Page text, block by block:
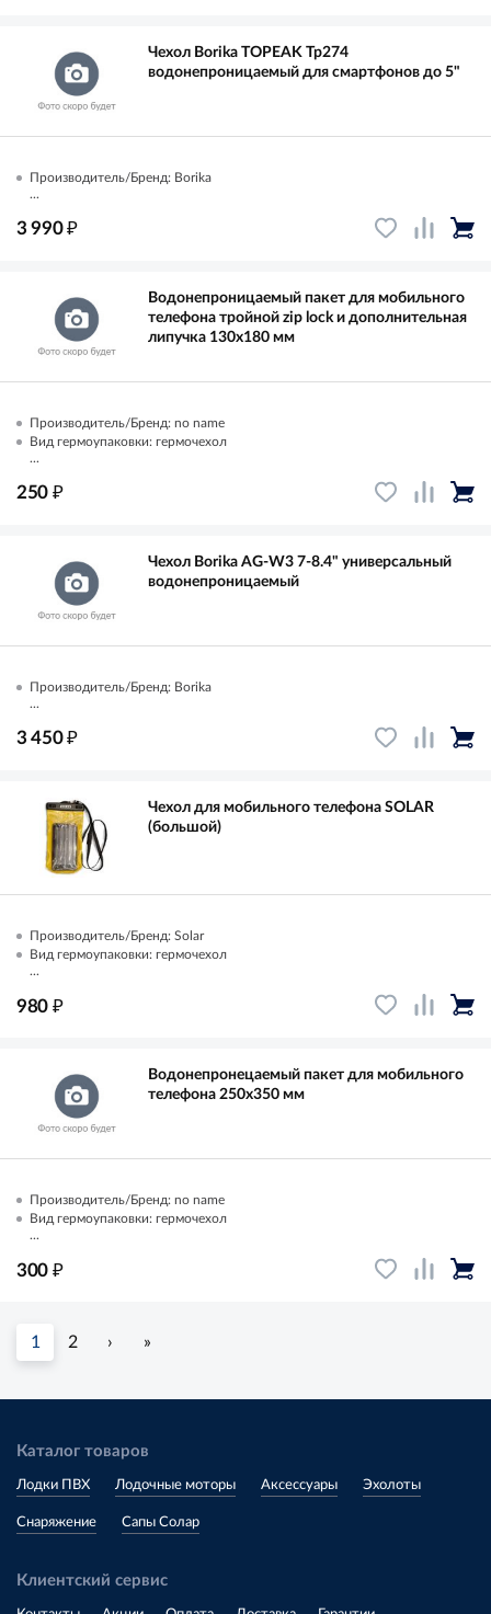
Чехол Borika TOPEAK Tp274
водонепроницаемый для смартфонов до 5"
Производитель/Бренд: Borika
...
3 990₽
Водонепроницаемый пакет для мобильного
телефона тройной zip lock и дополнительная
липучка 130х180 мм
Производитель/Бренд: no name
Вид гермоупаковки: гермочехол
...
250 ₽
Чехол Borika AG-W3 7-8.4" универсальный
водонепроницаемый
Производитель/Бренд: Borika
...
3 450₽
Чехол для мобильного телефона SOLAR
(большой)
Производитель/Бренд: Solar
Вид гермоупаковки: гермочехол
...
980 ₽
Водонепронецаемый пакет для мобильного
телефона 250х350 мм
Производитель/Бренд: no name
Вид гермоупаковки: гермочехол
...
300 ₽
1 2 › »
Каталог товаров
Лодки ПВХ Лодочные моторы Аксессуары Эхолоты
Снаряжение Сапы Солар
Клиентский сервис